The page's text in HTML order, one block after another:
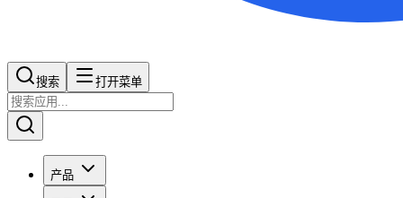
搜索​​​​ 打开菜单
产品